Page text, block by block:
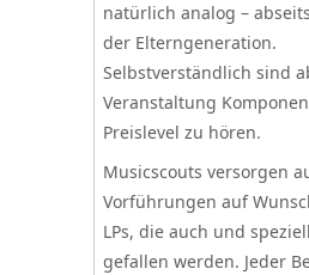
natürlich analog –
der Elterngeneration.
Selbstverständlich sind
Veranstaltung
Preislevel zu hören.
Musicscouts versorgen
Vorführungen auf
LPs, die auch und
gefallen werden. Jeder